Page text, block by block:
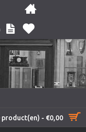
product(en) - €0,00